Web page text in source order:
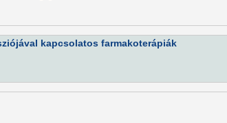
kapcsolatos farmakoterápiák